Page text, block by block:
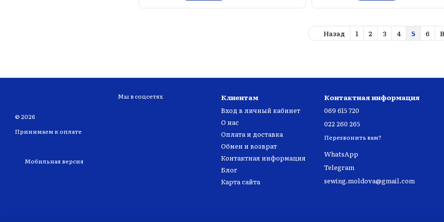
Назад 1 2 3 4 5 6
© 2026
Принимаем к оплате
Мобильная версия
Мы в соцсетях Клиентам
Вход в личный кабинет
О нас
Оплата и доставка
Обмен и возврат
Контактная информация
Блог
Карта сайта
Контактная информация
069 615 720
022 260 265
Перезвонить вам?
WhatsApp
Telegram
sewing.moldova@gmail.com